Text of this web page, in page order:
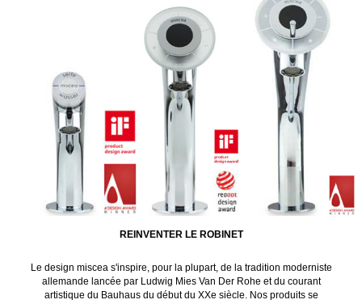
REINVENTER LE ROBINET
Le design miscea s'inspire, pour la plupart, de la tradition moderniste
allemande lancée par Ludwig Mies Van Der Rohe et du courant
artistique du Bauhaus du début du XXe siècle. Nos produits se